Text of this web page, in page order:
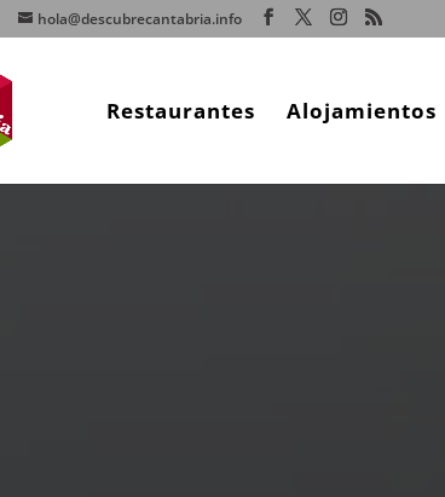
hola@descubrecantabria.info
Restaurantes Alojamientos